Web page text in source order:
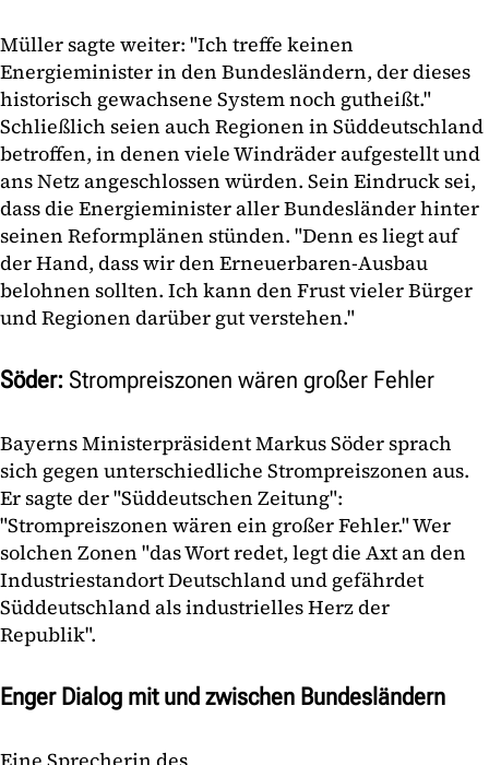
Müller sagte weiter: "Ich treffe keinen
Energieminister in den Bundesländern, der dieses
historisch gewachsene System noch gutheißt."
Schließlich seien auch Regionen in Süddeutschland
betroffen, in denen viele Windräder aufgestellt und
ans Netz angeschlossen würden. Sein Eindruck sei,
dass die Energieminister aller Bundesländer hinter
seinen Reformplänen stünden. "Denn es liegt auf
der Hand, dass wir den Erneuerbaren-Ausbau
belohnen sollten. Ich kann den Frust vieler Bürger
und Regionen darüber gut verstehen."
Söder: Strompreiszonen wären großer Fehler
Bayerns Ministerpräsident Markus Söder sprach
sich gegen unterschiedliche Strompreiszonen aus.
Er sagte der "Süddeutschen Zeitung":
"Strompreiszonen wären ein großer Fehler." Wer
solchen Zonen "das Wort redet, legt die Axt an den
Industriestandort Deutschland und gefährdet
Süddeutschland als industrielles Herz der
Republik".
Enger Dialog mit und zwischen Bundesländern